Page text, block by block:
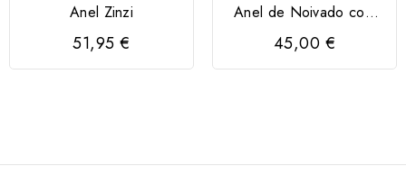
Anel Zinzi
51,95 €
Anel de Noivado com
Zircónias
45,00 €